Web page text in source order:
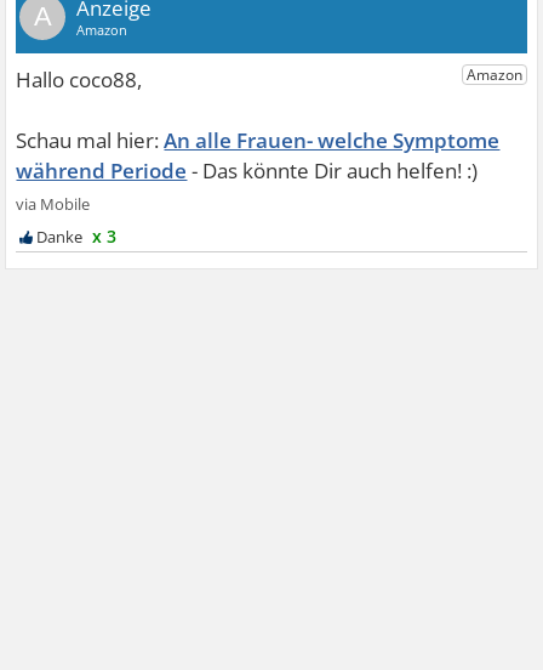
A
An alle Frauen- welche Symptome
während Periode
x 3